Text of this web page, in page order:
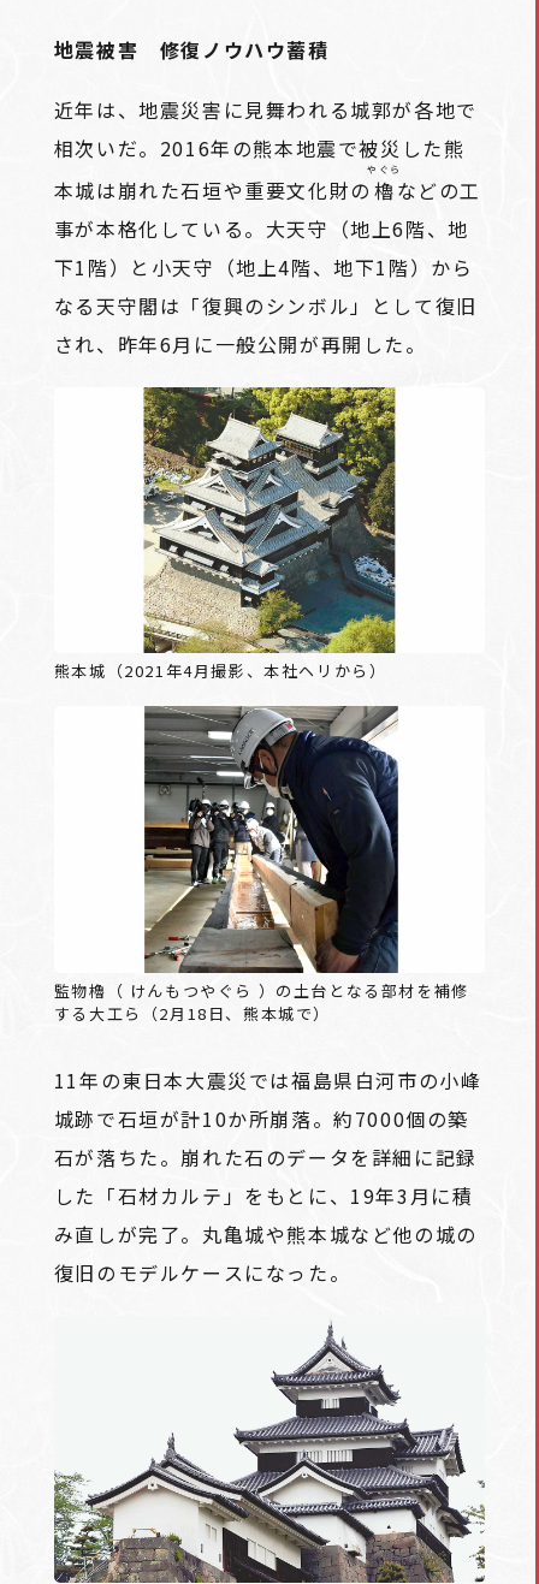
地震被害 修復ノウハウ蓄積
近年は、地震災害に見舞われる城郭が各地で
相次いだ。2016年の熊本地震で被災した熊
本城は崩れた石垣や重要文化財の 櫓
やぐら
などの工
事が本格化している。大天守（地上6階、地
下1階）と小天守（地上4階、地下1階）から
なる天守閣は「復興のシンボル」として復旧
され、昨年6月に一般公開が再開した。
熊本城（2021年4月撮影、本社ヘリから）
監物櫓（ けんもつやぐら ）の土台となる部材を補修
する大工ら（2月18日、熊本城で）
11年の東日本大震災では福島県白河市の小峰
城跡で石垣が計10か所崩落。約7000個の築
石が落ちた。崩れた石のデータを詳細に記録
した「石材カルテ」をもとに、19年3月に積
み直しが完了。丸亀城や熊本城など他の城の
復旧のモデルケースになった。